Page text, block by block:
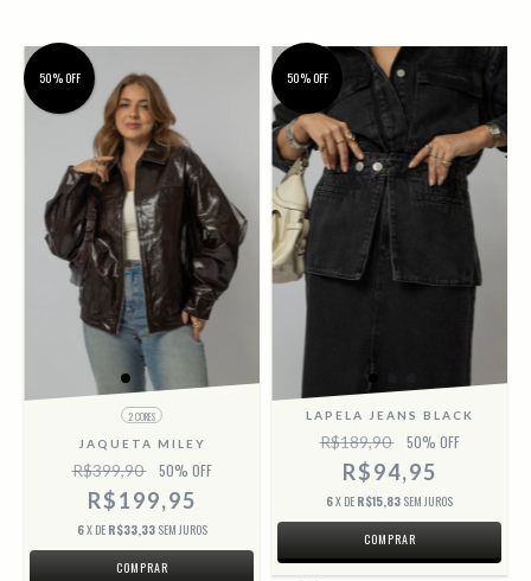
50% OFF
2 CORES
JAQUETA MILEY
R$399,90 50% OFF
R$199,95
6X DE R$33,33 SEM JUROS
COMPRAR
50% OFF
LAPELA JEANS BLACK
R$189,90 50% OFF
R$94,95
6X DE R$15,83 SEM JUROS
COMPRAR